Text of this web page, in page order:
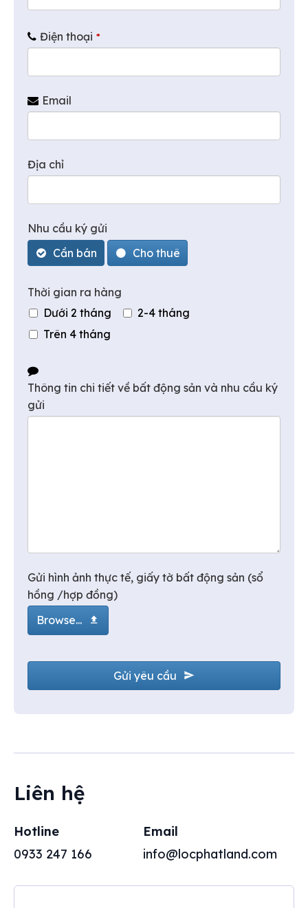
Điện thoại *
Email
Địa chỉ
Nhu cầu ký gửi
Cần bán
Cho thuê
Thời gian ra hàng
Dưới 2 tháng
2-4 tháng
Trên 4 tháng
Thông tin chi tiết về bất động sản và nhu cầu ký
gửi
Gửi hình ảnh thực tế, giấy tờ bất động sản (sổ
hồng /hợp đồng)
Browse...
Gửi yêu cầu
b
te
Liên hệ
Hotline
0933 247 166
Email
info@locphatland.com